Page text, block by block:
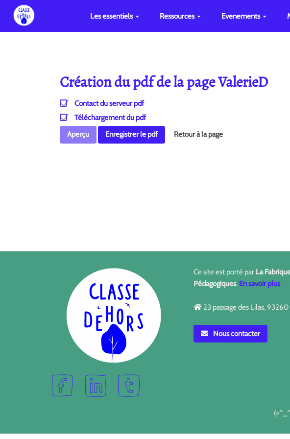
Les essentiels Ressources Evenements
Création du pdf de la page ValerieD
Contact du serveur pdf
Téléchargement du pdf
Aperçu
Enregistrer le pdf Retour à la page
Ce site est porté par La
Pédagogiques. En savoir plus
23 passage des Lilas, 93260
Nous contacter